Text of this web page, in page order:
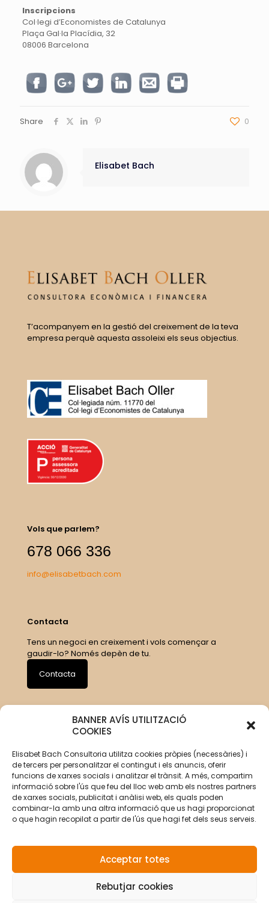
BANNER AVÍS UTILITZACIÓ
COOKIES
Elisabet Bach Consultoria utilitza cookies pròpies (necessàries) i
de tercers per personalitzar el contingut i els anuncis, oferir
funcions de xarxes socials i analitzar el trànsit. A més, compartim
informació sobre l'ús que feu del lloc web amb els nostres partners
de xarxes socials, publicitat i anàlisi web, els quals poden
combinar-la amb una altra informació que us hagi proporcionat
o que hagin recopilat a partir de l'ús que hagi fet dels seus serveis.
Acceptar totes
Rebutjar cookies
Inscripcions
Col·legi d’Economistes de Catalunya
Plaça Gal·la Placídia, 32
08006 Barcelona
Share 0
Elisabet Bach
T’acompanyem en la gestió del creixement de la teva
empresa perquè aquesta assoleixi els seus objectius.
Vols que parlem?
678 066 336
info@elisabetbach.com
Contacta
Tens un negoci en creixement i vols començar a
gaudir-lo? Només depèn de tu.
Contacta